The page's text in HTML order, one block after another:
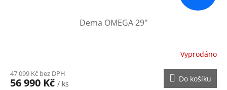
Dema OMEGA 29"
Vyprodáno
47 099 Kč bez DPH
56 990 Kč / ks
Do košíku